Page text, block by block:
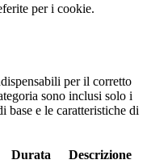
per i cookie.
per il corretto
sono inclusi solo i
base e le caratteristiche di
Durata Descrizione